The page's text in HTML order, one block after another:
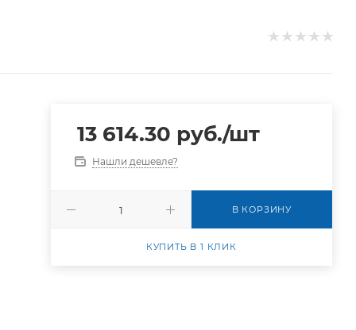
13 614.30 руб./шт
Нашли дешевле?
В КОРЗИНУ
КУПИТЬ В 1 КЛИК